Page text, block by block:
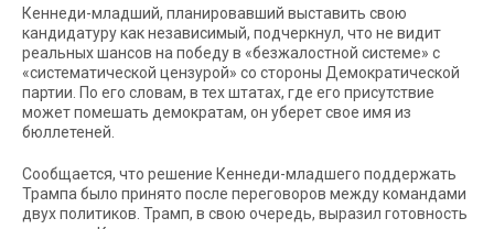
Кеннеди-младший, планировавший выставить свою
кандидатуру как независимый, подчеркнул, что не видит
реальных шансов на победу в «безжалостной системе» с
«систематической цензурой» со стороны Демократической
партии. По его словам, в тех штатах, где его присутствие
может помешать демократам, он уберет свое имя из
бюллетеней.
Сообщается, что решение Кеннеди-младшего поддержать
Трампа было принято после переговоров между командами
двух политиков. Трамп, в свою очередь, выразил готовность